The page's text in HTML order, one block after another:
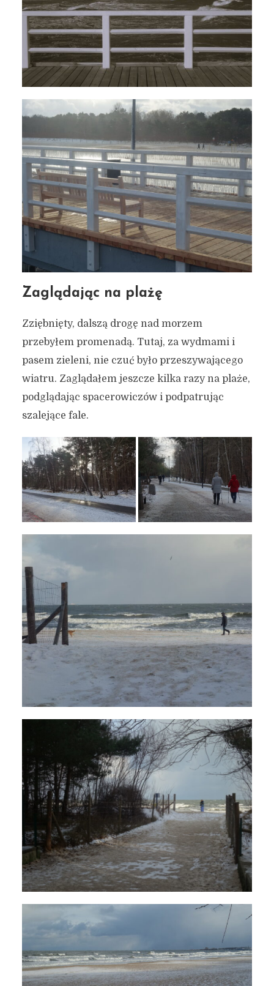
Zaglądając na plażę
Zziębnięty, dalszą drogę nad morzem
przebyłem promenadą. Tutaj, za wydmami i
pasem zieleni, nie czuć było przeszywającego
wiatru. Zaglądałem jeszcze kilka razy na plaże,
podglądając spacerowiczów i podpatrując
szalejące fale.